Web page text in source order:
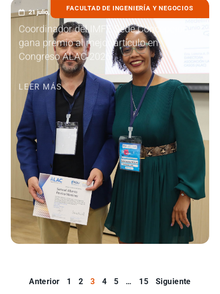
FACULTAD DE INGENIERÍA Y NEGOCIOS
21 julio, 2025
Coordinador del IMFE Sede Concepción
gana premio al mejor artículo en
Congreso ALAC 2025
LEER MÁS
Anterior 1 2 3 4 5 … 15 Siguiente